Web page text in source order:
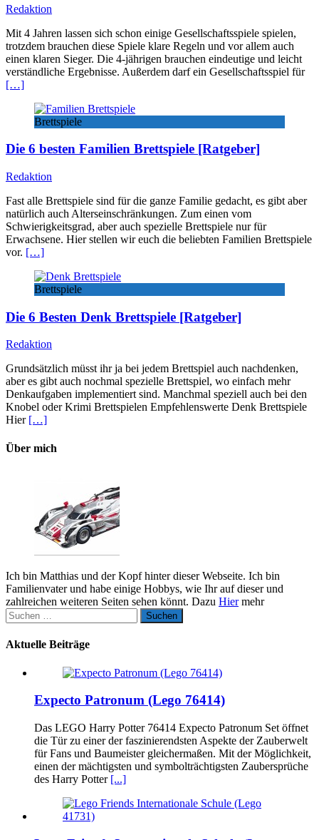
Redaktion
Mit 4 Jahren lassen sich schon einige Gesellschaftsspiele spielen,
trotzdem brauchen diese Spiele klare Regeln und vor allem auch
einen klaren Sieger. Die 4-jährigen brauchen eindeutige und leicht
verständliche Ergebnisse. Außerdem darf ein Gesellschaftsspiel für
[…]
Brettspiele
Die 6 besten Familien Brettspiele [Ratgeber]
Redaktion
Fast alle Brettspiele sind für die ganze Familie gedacht, es gibt aber
natürlich auch Alterseinschränkungen. Zum einen vom
Schwierigkeitsgrad, aber auch spezielle Brettspiele nur für
Erwachsene. Hier stellen wir euch die beliebten Familien Brettspiele
vor. […]
Brettspiele
Die 6 Besten Denk Brettspiele [Ratgeber]
Redaktion
Grundsätzlich müsst ihr ja bei jedem Brettspiel auch nachdenken,
aber es gibt auch nochmal spezielle Brettspiel, wo einfach mehr
Denkaufgaben implementiert sind. Manchmal speziell auch bei den
Knobel oder Krimi Brettspielen Empfehlenswerte Denk Brettspiele
Hier […]
Über mich
Ich bin Matthias und der Kopf hinter dieser Webseite. Ich bin
Familienvater und habe einige Hobbys, wie Ihr auf dieser und
zahlreichen weiteren Seiten sehen könnt. Dazu Hiermehr
Suchen
nach:
Aktuelle Beiträge
Expecto Patronum (Lego 76414)
Das LEGO Harry Potter 76414 Expecto Patronum Set öffnet
die Tür zu einer der faszinierendsten Aspekte der Zauberwelt
für Fans und Baumeister gleichermaßen. Mit der Möglichkeit,
einen der mächtigsten und symbolträchtigsten Zaubersprüche
des Harry Potter [...]